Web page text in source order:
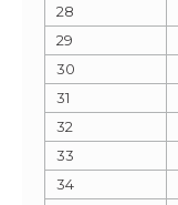
28
29
30
31
32
33
34